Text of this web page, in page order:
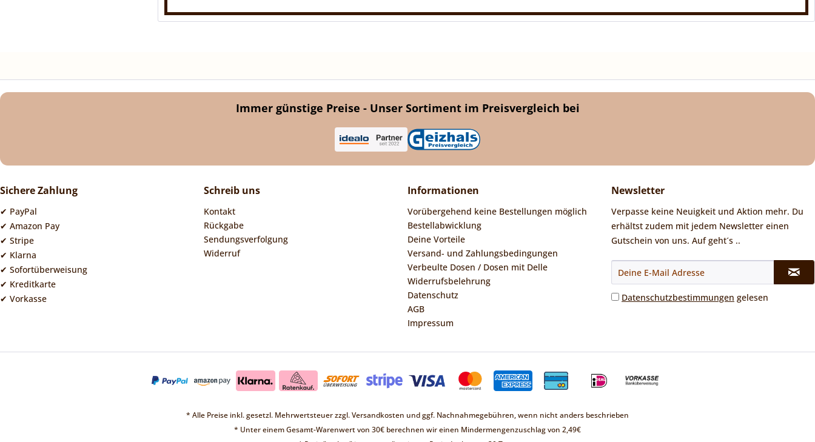
Immer günstige Preise - Unser Sortiment im Preisvergleich bei
Sichere Zahlung
✔ PayPal
✔ Amazon Pay
✔ Stripe
✔ Klarna
✔ Sofortüberweisung
✔ Kreditkarte
✔ Vorkasse
Schreib uns
Kontakt
Rückgabe
Sendungsverfolgung
Widerruf
Informationen
Vorübergehend keine Bestellungen möglich
Bestellabwicklung
Deine Vorteile
Versand- und Zahlungsbedingungen
Verbeulte Dosen / Dosen mit Delle
Widerrufsbelehrung
Datenschutz
AGB
Impressum
Newsletter
Verpasse keine Neuigkeit und Aktion mehr. Du
erhältst zudem mit jedem Newsletter einen
Gutschein von uns. Auf geht´s ..
Datenschutzbestimmungen gelesen
* Alle Preise inkl. gesetzl. Mehrwertsteuer zzgl.Versandkosten und ggf. Nachnahmegebühren, wenn nicht anders beschrieben
* Unter einem Gesamt-Warenwert von 30€ berechnen wir einen Mindermengenzuschlag von 2,49€